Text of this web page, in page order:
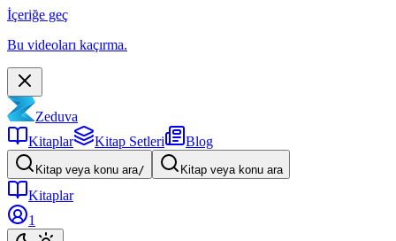
İçeriğe geç
Bu videoları kaçırma.
Zeduva
Kitaplar
Kitap Setleri Blog
Kitap veya konu ara/ Kitap veya konu ara
Kitaplar
1